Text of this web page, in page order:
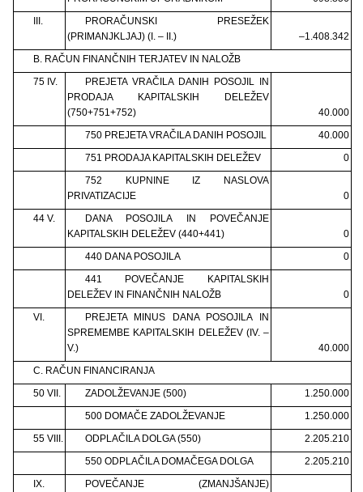
III.
PRORAČUNSKI PRESEŽEK
(PRIMANJKLJAJ) (I. – II.)
–1.408.342
B. RAČUN FINANČNIH TERJATEV IN NALOŽB
75 IV.
PREJETA VRAČILA DANIH POSOJIL IN
PRODAJA KAPITALSKIH DELEŽEV
(750+751+752)
40.000
750 PREJETA VRAČILA DANIH POSOJIL
40.000
751 PRODAJA KAPITALSKIH DELEŽEV
0
752 KUPNINE IZ NASLOVA
PRIVATIZACIJE
0
44 V.
DANA POSOJILA IN POVEČANJE
KAPITALSKIH DELEŽEV (440+441)
0
440 DANA POSOJILA
0
441 POVEČANJE KAPITALSKIH
DELEŽEV IN FINANČNIH NALOŽB
0
VI.
PREJETA MINUS DANA POSOJILA IN
SPREMEMBE KAPITALSKIH DELEŽEV (IV. –
V.)
40.000
C. RAČUN FINANCIRANJA
50 VII.
ZADOLŽEVANJE (500)
1.250.000
500 DOMAČE ZADOLŽEVANJE
1.250.000
55 VIII.
ODPLAČILA DOLGA (550)
2.205.210
550 ODPLAČILA DOMAČEGA DOLGA
2.205.210
IX.
POVEČANJE (ZMANJŠANJE)